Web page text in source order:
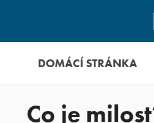
DOMÁCÍ STRÁNKA
Co je